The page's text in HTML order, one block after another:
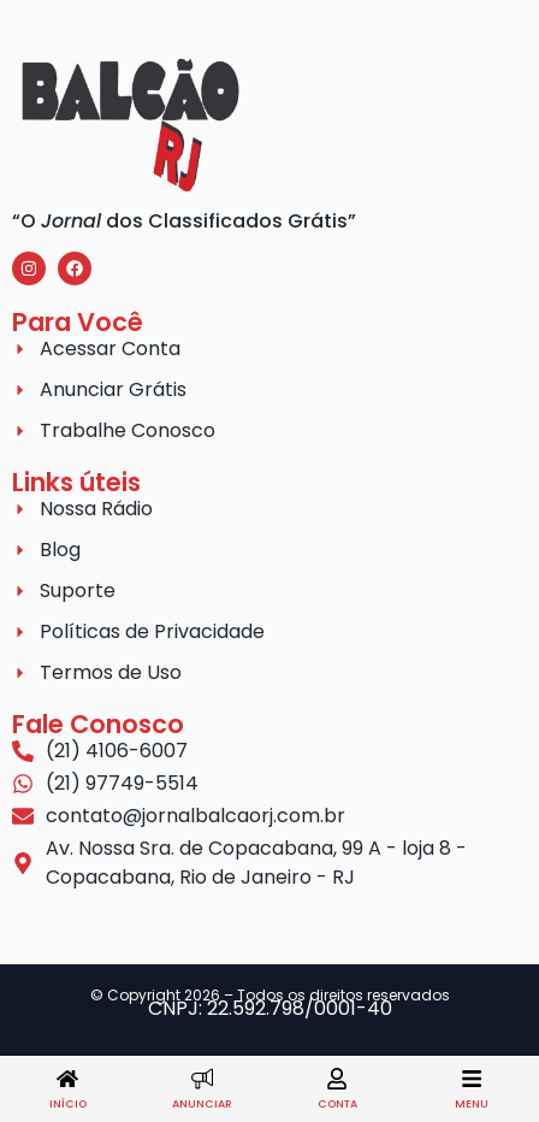
“O Jornaldos Classificados Grátis”
Para Você
Acessar Conta
Anunciar Grátis
Trabalhe Conosco
Links úteis
Nossa Rádio
Blog
Suporte
Políticas de Privacidade
Termos de Uso
Fale Conosco
(21) 4106-6007
(21) 97749-5514
contato@jornalbalcaorj.com.br
Av. Nossa Sra. de Copacabana, 99 A - loja 8 -
Copacabana, Rio de Janeiro - RJ
© Copyright 2026 – Todos os direitos reservados
CNPJ: 22.592.798/0001-40
INÍCIO ANUNCIAR CONTA MENU